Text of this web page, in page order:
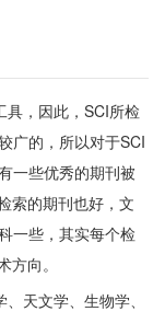
，因此，SCI所检
广的，所以对于SCI
一些优秀的期刊被
索的期刊也好，文
一些，其实每个检
向。
天文学、生物学、